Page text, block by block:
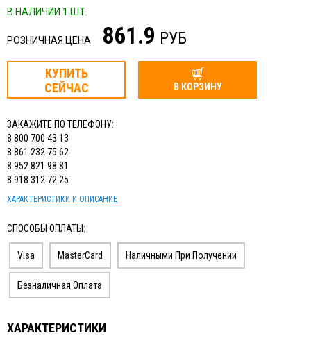
В НАЛИЧИИ 1 ШТ.
РОЗНИЧНАЯ ЦЕНА 861.9 РУБ
КУПИТЬ
СЕЙЧАС
В КОРЗИНУ
ЗАКАЖИТЕ ПО ТЕЛЕФОНУ:
8 800 700 43 13
8 861 232 75 62
8 952 821 98 81
8 918 312 72 25
ХАРАКТЕРИСТИКИ И ОПИСАНИЕ
СПОСОБЫ ОПЛАТЫ:
Visa MasterCard Наличными При Получении
Безналичная Оплата
ХАРАКТЕРИСТИКИ